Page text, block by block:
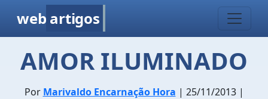
web artigos
AMOR ILUMINADO
Por Marivaldo Encarnação Hora | 25/11/2013 |